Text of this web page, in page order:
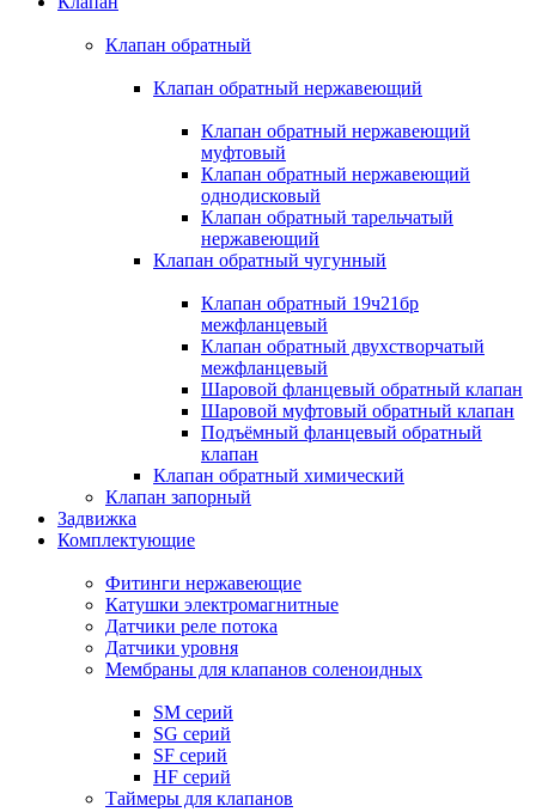
Клапан обратный
Клапан обратный нержавеющий
Клапан обратный нержавеющий
муфтовый
Клапан обратный нержавеющий
однодисковый
Клапан обратный тарельчатый
нержавеющий
Клапан обратный чугунный
Клапан обратный 19ч21бр
межфланцевый
Клапан обратный двухстворчатый
межфланцевый
Шаровой фланцевый обратный клапан
Шаровой муфтовый обратный клапан
Подъёмный фланцевый обратный
клапан
Клапан обратный химический
Клапан запорный
Задвижка
Комплектующие
Фитинги нержавеющие
Катушки электромагнитные
Датчики реле потока
Датчики уровня
Мембраны для клапанов соленоидных
SM серий
SG серий
SF серий
HF серий
Таймеры для клапанов